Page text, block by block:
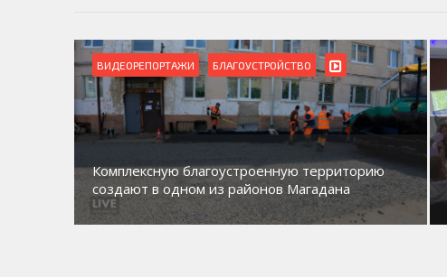
ВИДЕОРЕПОРТАЖИ БЛАГОУСТРОЙСТВО
Комплексную благоустроенную территорию
создают в одном из районов Магадана